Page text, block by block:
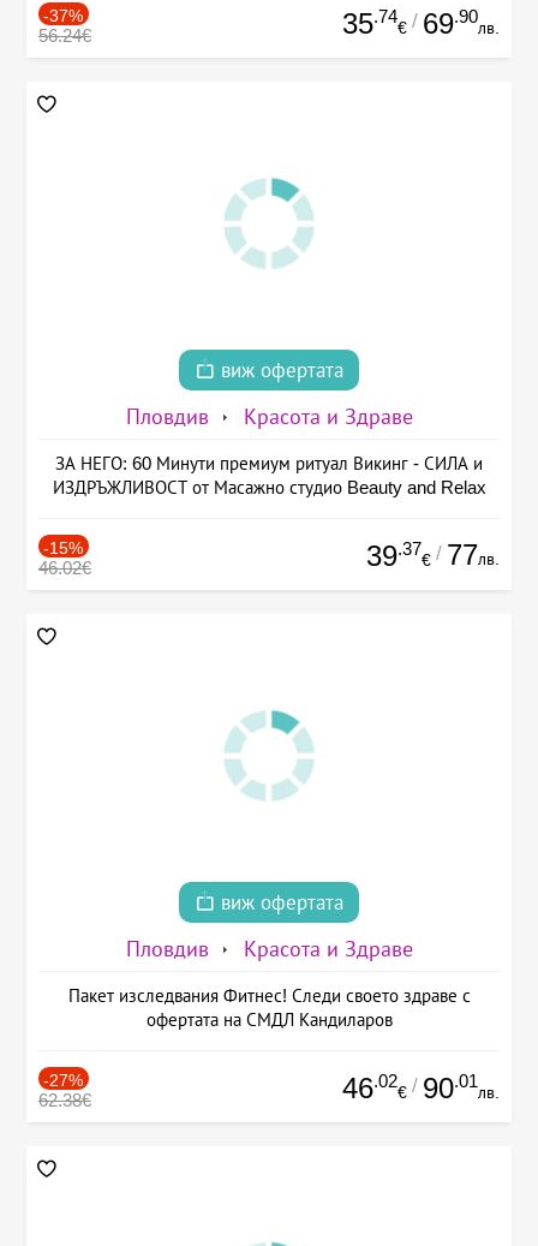
-37%
56.24€ 35.74
€ / 69.90
лв.
виж офертата
Пловдив Красота и Здраве
ЗА НЕГО: 60 Минути премиум ритуал Викинг - СИЛА и
ИЗДРЪЖЛИВОСТ от Масажно студио Beauty and Relax
-15%
46.02€ 39.37
€ / 77лв.
виж офертата
Пловдив Красота и Здраве
Пакет изследвания Фитнес! Следи своето здраве с
офертата на СМДЛ Кандиларов
-27%
62.38€ 46.02
€ / 90.01
лв.